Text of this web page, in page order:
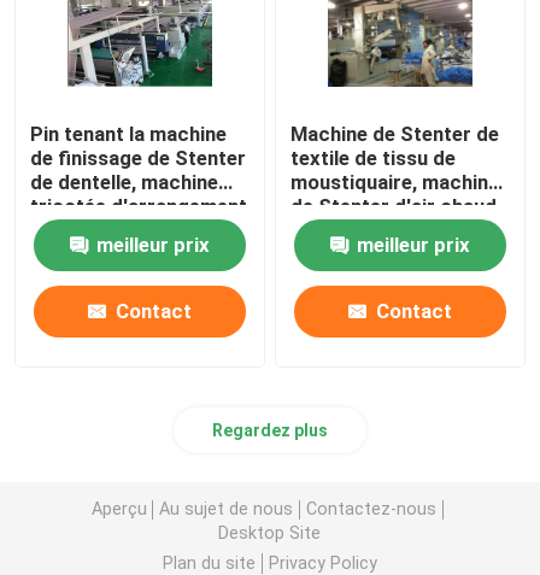
Pin tenant la machine
de finissage de Stenter
de dentelle, machine
tricotée d'arrangement
de la chaleur de tissu
meilleur prix
Contact
Machine de Stenter de
textile de tissu de
moustiquaire, machine
de Stenter d'air chaud
de basse tension
meilleur prix
Contact
Regardez plus
Aperçu Au sujet de nous
Contactez-nous
Desktop Site
Plan du site
Privacy Policy